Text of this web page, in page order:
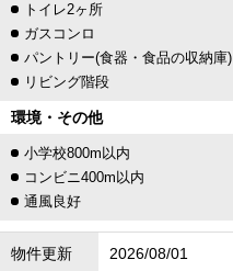
トイレ2ヶ所
ガスコンロ
パントリー(食器・食品の収納庫)
リビング階段
環境・その他
小学校800m以内
コンビニ400m以内
通風良好
物件更新 2026/08/01